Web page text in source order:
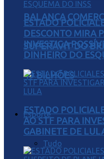
BALANÇA
SUPERÁVIT DO
49 BILHÕES
Esporte
Tudo
ESTADO
DESCONTO MIRA
INVESTIGA
DINHEIRO DO
ESTADO
AO STF PARA
GABINETE DE